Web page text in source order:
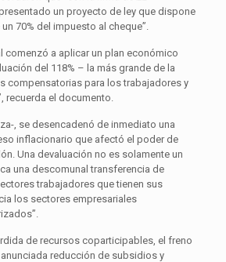
un proyecto de ley que dispone
70% del impuesto al cheque”.
comenzó a aplicar un plan económico
del 118% – la más grande de la
compensatorias para los trabajadores y
recuerda el documento.
, se desencadenó de inmediato una
inflacionario que afectó el poder de
Una devaluación no es solamente un
una descomunal transferencia de
trabajadores que tienen sus
los sectores empresariales
de recursos coparticipables, el freno
reducción de subsidios y